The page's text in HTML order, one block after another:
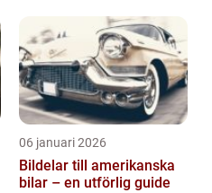
06 januari 2026
Bildelar till amerikanska
bilar – en utförlig guide